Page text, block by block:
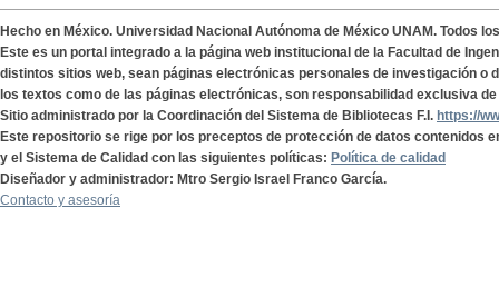
Hecho en México. Universidad Nacional Autónoma de México UNAM. Todos
Este es un portal integrado a la página web institucional de la Facultad de
distintos sitios web, sean páginas electrónicas personales de investigación o
los textos como de las páginas electrónicas, son responsabilidad exclusiva
Sitio administrado por la Coordinación del Sistema de Bibliotecas F.I. https://
Este repositorio se rige por los preceptos de protección de datos contenidos
y el Sistema de Calidad con las siguientes políticas: Política de calidad
Diseñador y administrador: Mtro Sergio Israel Franco García.
Contacto y asesoría